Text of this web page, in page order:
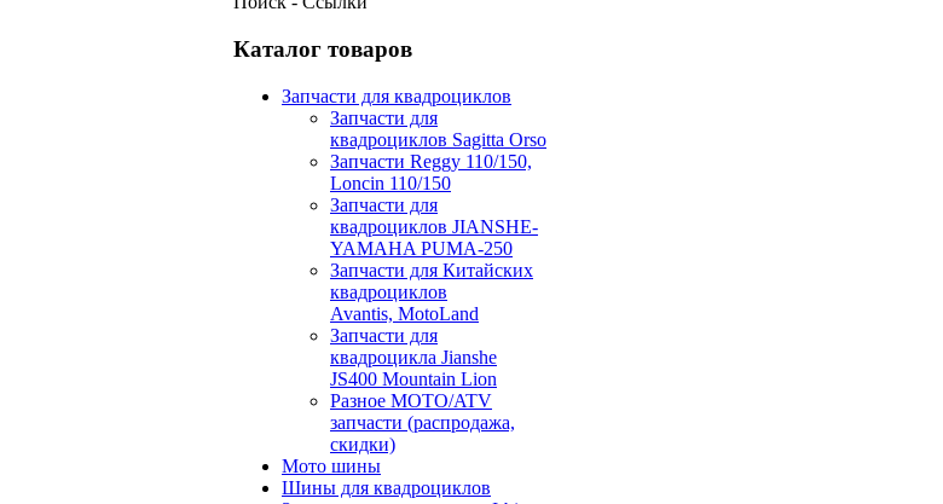
Каталог товаров
Запчасти для квадроциклов
Запчасти для
квадроциклов Sagitta Orso
Запчасти Reggy 110/150,
Loncin 110/150
Запчасти для
квадроциклов JIANSHE-
YAMAHA PUMA-250
Запчасти для Китайских
квадроциклов
Avantis, MotoLand
Запчасти для
квадроцикла Jianshe
JS400 Mountain Lion
Разное МОТО/ATV
запчасти (распродажа,
скидки)
Мото шины
Шины для квадроциклов